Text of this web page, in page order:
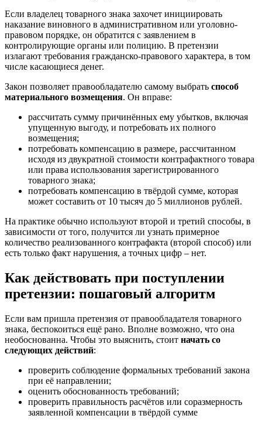
Если владелец товарного знака захочет инициировать
наказание виновного в административном или уголовно-
правовом порядке, он обратится с заявлением в
контролирующие органы или полицию. В претензии
излагают требования гражданско-правового характера, в том
числе касающиеся денег.
Закон позволяет правообладателю самому выбрать способ
материального возмещения. Он вправе:
рассчитать сумму причинённых ему убытков, включая
упущенную выгоду, и потребовать их полного
возмещения;
потребовать компенсацию в размере, рассчитанном
исходя из двукратной стоимости контрафактного товара
или права использования зарегистрированного
товарного знака;
потребовать компенсацию в твёрдой сумме, которая
может составить от 10 тысяч до 5 миллионов рублей.
На практике обычно используют второй и третий способы, в
зависимости от того, получится ли узнать примерное
количество реализованного контрафакта (второй способ) или
есть только факт нарушения, а точных цифр – нет.
Как действовать при поступлении
претензии: пошаговый алгоритм
Если вам пришла претензия от правообладателя товарного
знака, беспокоиться ещё рано. Вполне возможно, что она
необоснованна. Чтобы это выяснить, стоит начать со
следующих действий:
проверить соблюдение формальных требований закона
при её направлении;
оценить обоснованность требований;
проверить правильность расчётов или соразмерность
заявленной компенсации в твёрдой сумме